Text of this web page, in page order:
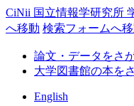
CiNii 国立情報学研究所
へ移動 検索フォームへ
論文・データをさ
大学図書館の本を
English